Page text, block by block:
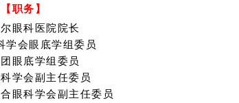
【职务 】
眼科医院院长
学会眼底学组委员
眼底学组委员
学会副主任委员
眼科学会副主任委员